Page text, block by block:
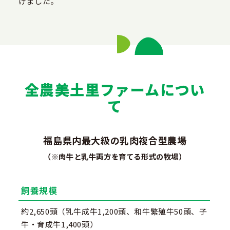
全農美土里ファームについ
て
福島県内最大級の乳肉複合型農場
（※肉牛と乳牛両方を育てる形式の牧場）
飼養規模
約2,650頭（乳牛成牛1,200頭、和牛繁殖牛50頭、子
牛・育成牛1,400頭）